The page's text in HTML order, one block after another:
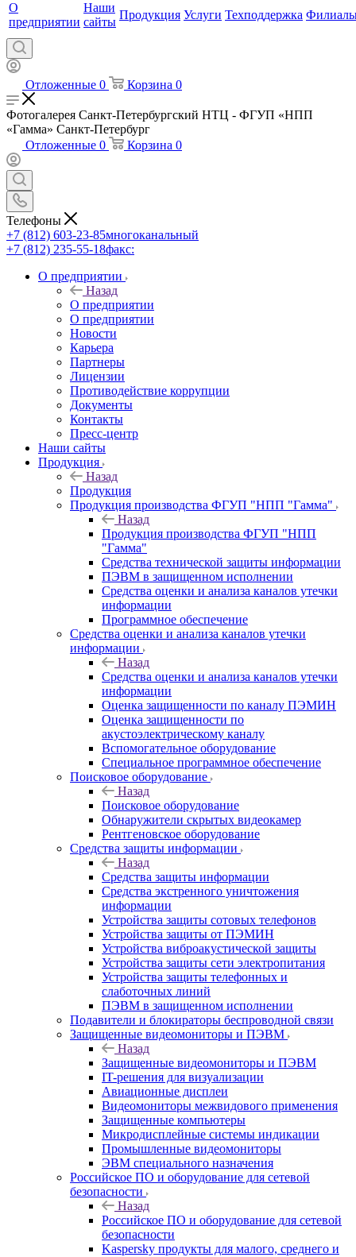
О
предприятии
Наши
сайты
Продукция Услуги Техподдержка
Отложенные 0 Корзина 0
Фотогалерея Санкт-Петербургский НТЦ - ФГУП «НПП
«Гамма» Санкт-Петербург
Отложенные 0 Корзина 0
Телефоны
+7 (812) 603-23-85многоканальный
+7 (812) 235-55-18факс:
О предприятии
Назад
О предприятии
О предприятии
Новости
Карьера
Партнеры
Лицензии
Противодействие коррупции
Документы
Контакты
Пресс-центр
Наши сайты
Продукция
Назад
Продукция
Продукция производства ФГУП "НПП "Гамма"
Назад
Продукция производства ФГУП "НПП
"Гамма"
Средства технической защиты информации
ПЭВМ в защищенном исполнении
Средства оценки и анализа каналов утечки
информации
Программное обеспечение
Средства оценки и анализа каналов утечки
информации
Назад
Средства оценки и анализа каналов утечки
информации
Оценка защищенности по каналу ПЭМИН
Оценка защищенности по
акустоэлектрическому каналу
Вспомогательное оборудование
Специальное программное обеспечение
Поисковое оборудование
Назад
Поисковое оборудование
Обнаружители скрытых видеокамер
Рентгеновское оборудование
Средства защиты информации
Назад
Средства защиты информации
Средства экстренного уничтожения
информации
Устройства защиты сотовых телефонов
Устройства защиты от ПЭМИН
Устройства виброакустической защиты
Устройства защиты сети электропитания
Устройства защиты телефонных и
слаботочных линий
ПЭВМ в защищенном исполнении
Подавители и блокираторы беспроводной связи
Защищенные видеомониторы и ПЭВМ
Назад
Защищенные видеомониторы и ПЭВМ
IT-решения для визуализации
Авиационные дисплеи
Видеомониторы межвидового применения
Защищенные компьютеры
Микродисплейные системы индикации
Промышленные видеомониторы
ЭВМ специального назначения
Российское ПО и оборудование для сетевой
безопасности
Назад
Российское ПО и оборудование для сетевой
безопасности
Kaspersky продукты для малого, среднего и